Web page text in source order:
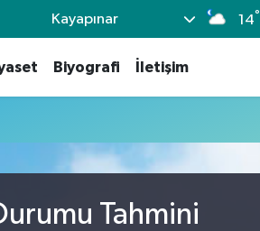
Kayapınar 14°
Biyografi İletişim
Tahmini